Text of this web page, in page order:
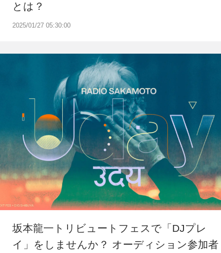
2025/01/27 05:30:00
とは？
坂本龍一トリビュートフェスで「DJプレ
イ」をしませんか？ オーディション参加者